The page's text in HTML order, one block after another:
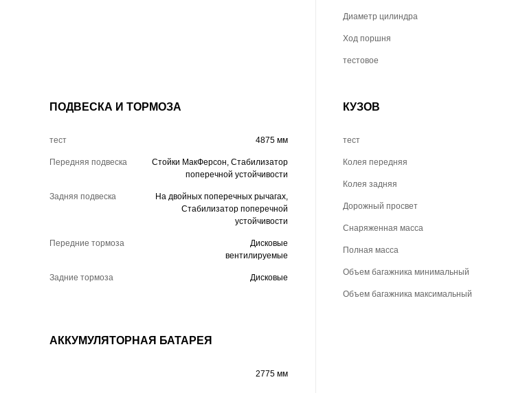
Диаметр цилиндра
Ход поршня
тестовое
ПОДВЕСКА И ТОРМОЗА
тест 4875 мм
Передняя подвеска
Стойки МакФерсон, Стабилизатор
поперечной устойчивости
Задняя подвеска
На двойных поперечных рычагах,
Стабилизатор поперечной
устойчивости
Передние тормоза
Дисковые
вентилируемые
Задние тормоза Дисковые
КУЗОВ
тест
Колея передняя
Колея задняя
Дорожный просвет
Снаряженная масса
Полная масса
Объем багажника минимальный
Объем багажника максимальный
АККУМУЛЯТОРНАЯ БАТАРЕЯ
2775 мм